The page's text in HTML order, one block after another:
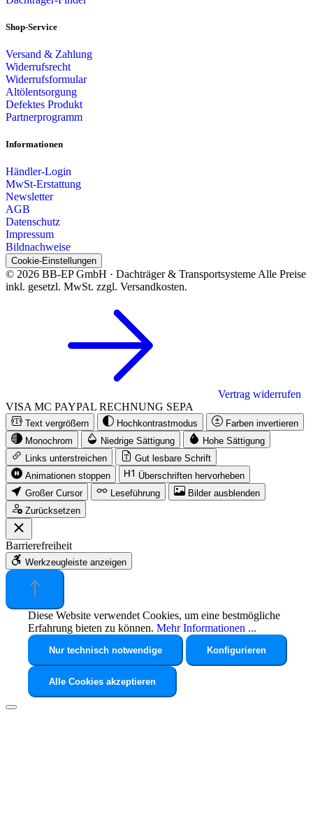
Shop-Service
Versand & Zahlung
Widerrufsrecht
Widerrufsformular
Altölentsorgung
Defektes Produkt
Partnerprogramm
Informationen
Händler-Login
MwSt-Erstattung
Newsletter
AGB
Datenschutz
Impressum
Bildnachweise
Cookie-Einstellungen
© 2026 BB-EP GmbH · Dachträger & Transportsysteme Alle Preise
inkl. gesetzl. MwSt. zzgl. Versandkosten.
Vertrag widerrufen
VISA MC PAYPAL RECHNUNG SEPA
Text vergrößern Hochkontrastmodus
Farben invertieren
Monochrom
Niedrige Sättigung
Hohe Sättigung
Links unterstreichen
Gut lesbare Schrift
Animationen stoppen
Überschriften hervorheben
Großer Cursor
Leseführung
Bilder ausblenden
Zurücksetzen
Barrierefreiheit
Werkzeugleiste anzeigen
Diese Website verwendet Cookies, um eine bestmögliche
Erfahrung bieten zu können. Mehr Informationen ...
Nur technisch notwendige Konfigurieren
Alle Cookies akzeptieren